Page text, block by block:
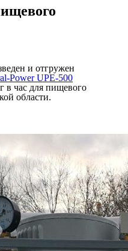
и отгружен
Power UPE-500
в час для пищевого
области.